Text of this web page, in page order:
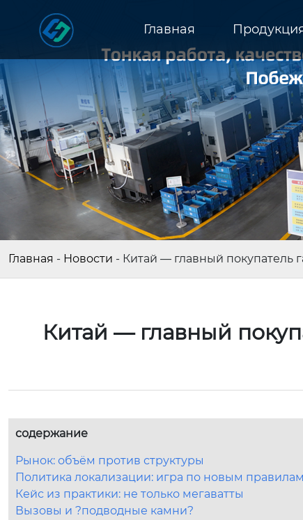
Главная
Главная - Новости - Китай — главный покупатель
Китай — главный
содержание
Рынок: объём против структуры
Политика локализации: игра по новым правилам
Кейс из практики: не только мегаватты
Вызовы и ?подводные камни?